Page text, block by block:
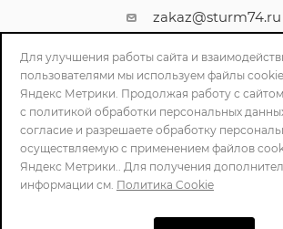
zakaz@sturm74.ru
г. Челябинск, ул.
ПОЛИТИКА
Для улучшения работы сайта и
пользователями мы используем файлы
Яндекс Метрики. Продолжая работу с
с политикой обработки персональных
согласие и разрешаете обработку
осуществляемую с применением файлов
Яндекс Метрики.. Для получения
информации см. Политика Cookie